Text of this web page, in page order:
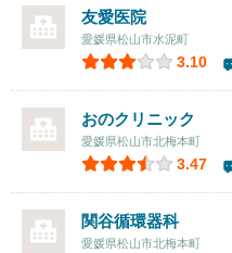
友愛医院
愛媛県松山市水泥町
3.10
おのクリニック
愛媛県松山市北梅本町
3.47
関谷循環器科
愛媛県松山市北梅本町